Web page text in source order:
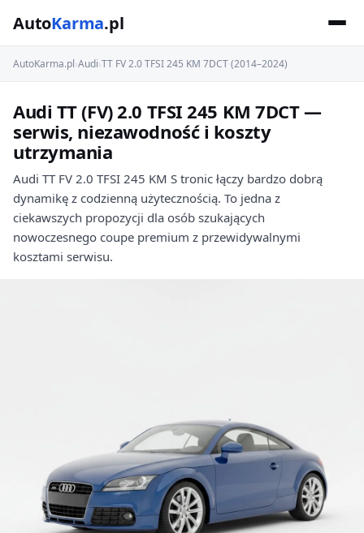
AutoKarma.pl
AutoKarma.pl›Audi›TT FV 2.0 TFSI 245 KM 7DCT (2014–2024)
Audi TT (FV) 2.0 TFSI 245 KM 7DCT —
serwis, niezawodność i koszty
utrzymania
Audi TT FV 2.0 TFSI 245 KM S tronic łączy bardzo dobrą
dynamikę z codzienną użytecznością. To jedna z
ciekawszych propozycji dla osób szukających
nowoczesnego coupe premium z przewidywalnymi
kosztami serwisu.